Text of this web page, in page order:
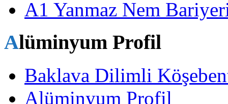
A1 Yanmaz Nem
Alüminyum Profil
Baklava Dilimli
Alüminyum Profil